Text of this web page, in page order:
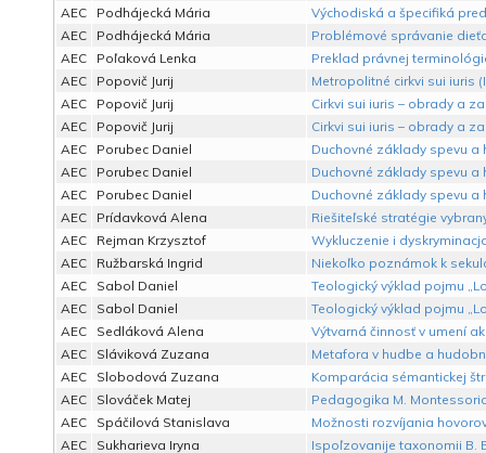
AEC
Podhájecká Mária
Východiská a špecifiká
AEC
Podhájecká Mária
Problémové správanie
AEC
Poľaková Lenka
Preklad právnej
AEC
Popovič Jurij
Metropolitné cirkvi sui iuris
AEC
Popovič Jurij
Cirkvi sui iuris – obrady a
AEC
Popovič Jurij
Cirkvi sui iuris – obrady a
AEC
Porubec Daniel
Duchovné základy spevu a
AEC
Porubec Daniel
Duchovné základy spevu a
AEC
Porubec Daniel
Duchovné základy spevu a
AEC
Prídavková Alena
Riešiteľské stratégie
AEC
Rejman Krzysztof
Wykluczenie i
AEC
Ružbarská Ingrid
Niekoľko poznámok k
AEC
Sabol Daniel
Teologický výklad pojmu
AEC
Sabol Daniel
Teologický výklad pojmu
AEC
Sedláková Alena
Výtvarná činnosť v umení
AEC
Sláviková Zuzana
Metafora v hudbe a
AEC
Slobodová Zuzana
Komparácia sémantickej
AEC
Slováček Matej
Pedagogika M.
AEC
Spáčilová Stanislava
Možnosti rozvíjania
AEC
Sukharieva Iryna
Ispoľzovanije taxonomii B.